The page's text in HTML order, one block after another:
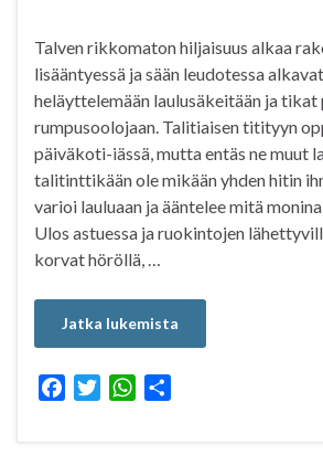
Talven rikkomaton hiljaisuus alkaa
lisääntyessä ja sään leudotessa
heläyttelemään laulusäkeitään ja
rumpusoolojaan. Talitiaisen titityyn
päiväkoti-iässä, mutta entäs ne muut
talitinttikään ole mikään yhden hitin
varioi lauluaan ja ääntelee mitä
Ulos astuessa ja ruokintojen
korvat höröllä, …
Jatka lukemista
c
i
W
a
a